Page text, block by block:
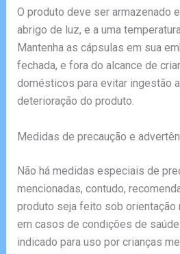
O produto deve ser armazenado
abrigo de luz, e a uma
Mantenha as cápsulas em sua
fechada, e fora do alcance de
domésticos para evitar ingestão
deterioração do produto.
Medidas de precaução e
Não há medidas especiais de
mencionadas, contudo,
produto seja feito sob orientação
em casos de condições de
indicado para uso por crianças